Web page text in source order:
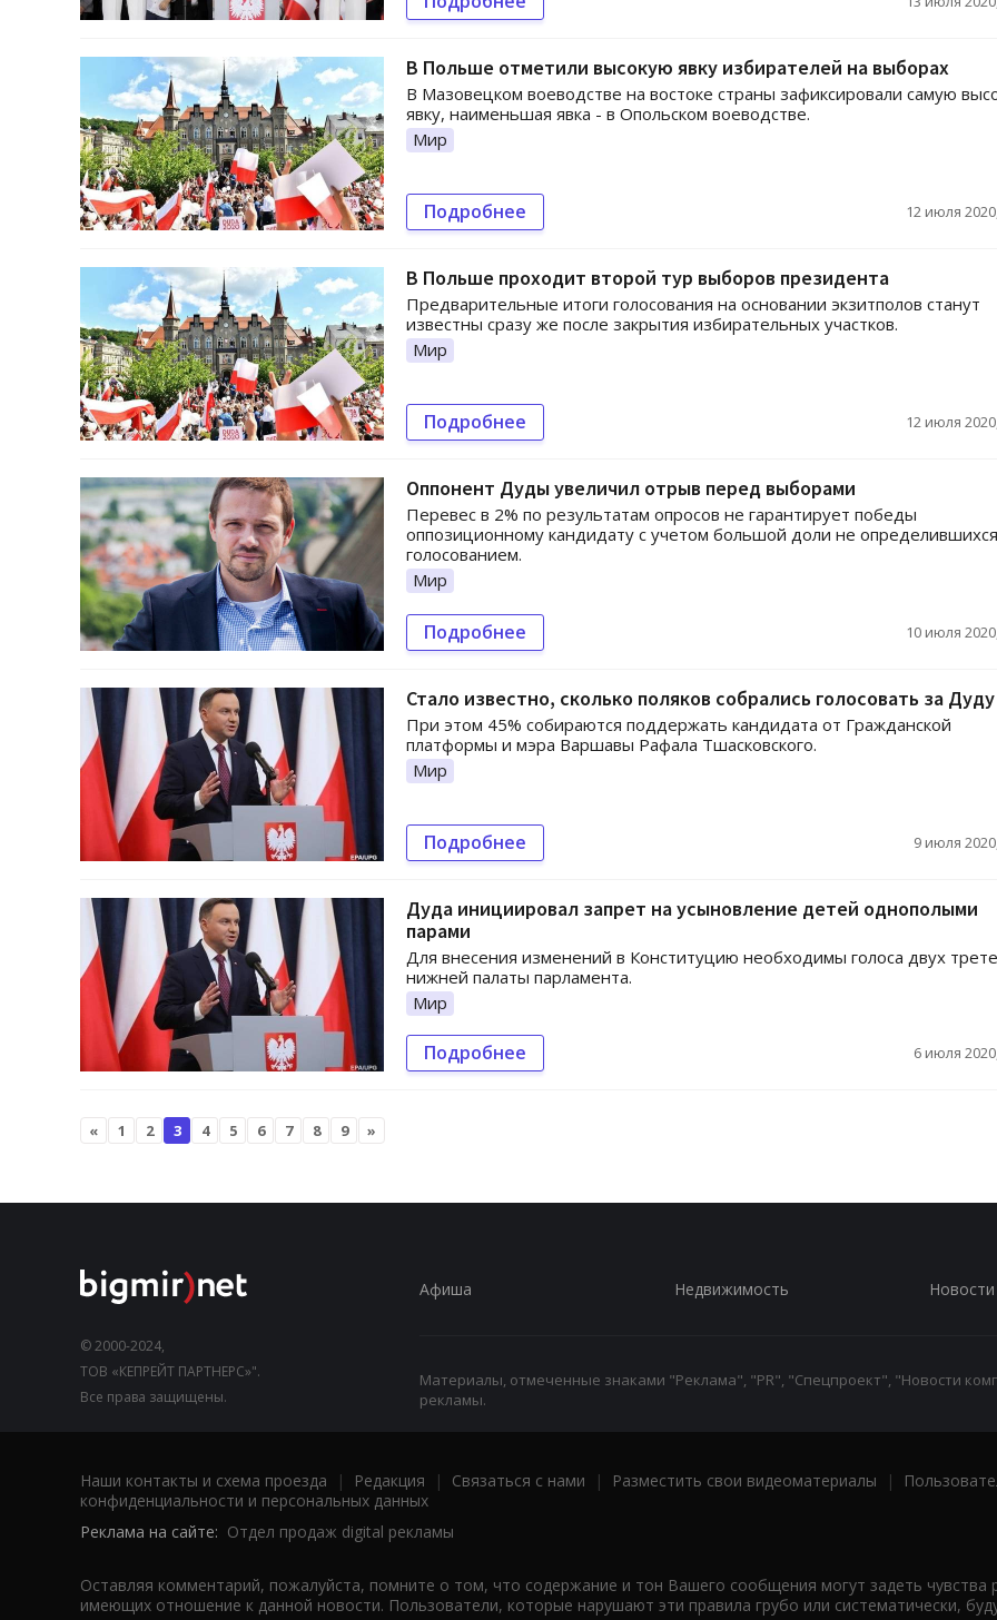
В Польше отметили высокую явку избирателей на выборах
В Мазовецком воеводстве на востоке страны зафиксировали самую
явку, наименьшая явка - в Опольском воеводстве.
Мир
Подробнее 12 июля
В Польше проходит второй тур выборов президента
Предварительные итоги голосования на основании экзитполов станут
известны сразу же после закрытия избирательных участков.
Мир
Подробнее 12 июля
Оппонент Дуды увеличил отрыв перед выборами
Перевес в 2% по результатам опросов не гарантирует победы
оппозиционному кандидату с учетом большой доли не
голосованием.
Мир
Подробнее 10 июля
Стало известно, сколько поляков собрались голосовать за Дуду
При этом 45% собираются поддержать кандидата от Гражданской
платформы и мэра Варшавы Рафала Тшасковского.
Мир
Подробнее 9 июля
Дуда инициировал запрет на усыновление детей однополыми
парами
Для внесения изменений в Конституцию необходимы голоса двух
нижней палаты парламента.
Мир
Подробнее 6 июля
« 1 2 3 4 5 6 7 8 9 »
© 2000-2024,
ТОВ «КЕПРЕЙТ ПАРТНЕРС»".
Все права защищены.
Афиша Недвижимость Новости
Материалы, отмеченные знаками "Реклама", "PR", "Спецпроект", "Новости
рекламы.
Наши контакты и схема проезда | Редакция | Связаться с нами | Разместить свои видеоматериалы |
конфиденциальности и персональных данных
Реклама на сайте: Отдел продаж digital рекламы
Оставляя комментарий, пожалуйста, помните о том, что содержание и тон Вашего сообщения могут задеть чувства
имеющих отношение к данной новости. Пользователи, которые нарушают эти правила грубо или систематически,